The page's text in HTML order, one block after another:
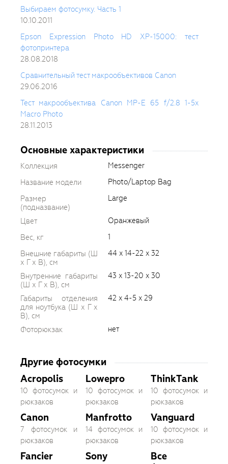
Выбираем фотосумку. Часть 1
10.10.2011
Epson Expression Photo HD XP-15000: тест
фотопринтера
28.08.2018
Сравнительный тест макрообъективов Canon
29.06.2016
Тест макрообъектива Canon MP-E 65 f/2.8 1-5x
Macro Photo
28.11.2013
Основные характеристики
Коллекция
Messenger
Название модели
Photo/Laptop Bag
Размер
(подназвание)
Large
Цвет
Оранжевый
Вес, кг
1
Внешние габариты (Ш
х Г х В), см
44 x 14-22 x 32
Внутренние габариты
(Ш х Г х В), см
43 x 13-20 x 30
Габариты отделения
для ноутбука (Ш х Г х
В), см
42 x 4-5 x 29
Фоторюкзак нет
Другие фотосумки
Acropolis
10 фотосумок и
рюкзаков
Canon
7 фотосумок и
рюкзаков
Fancier
Lowepro
10 фотосумок и
рюкзаков
Manfrotto
14 фотосумок и
рюкзаков
Sony
ThinkTank
10 фотосумок и
рюкзаков
Vanguard
10 фотосумок и
рюкзаков
Все